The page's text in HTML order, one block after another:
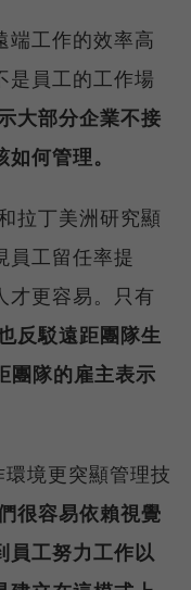
端工作的效率高
是員工的工作場
大部分企業不接
何管理。
拉丁美洲研究顯
員工留任率提
才更容易。只有
反駁遠距團隊生
團隊的雇主表示
境更突顯管理技
很容易依賴視覺
員工努力工作以